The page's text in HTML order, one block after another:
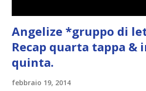
Angelize *gruppo di
Recap quarta tappa &
quinta.
febbraio 19, 2014